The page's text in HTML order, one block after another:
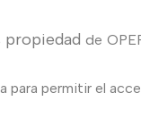
propiedad de
permitir el